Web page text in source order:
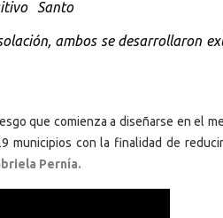
Santo
ambos se desarrollaron
que comienza a diseñarse en el
municipios con la finalidad de
Pernía.